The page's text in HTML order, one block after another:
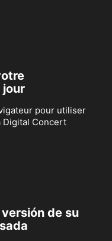
jour
pour utiliser
Digital Concert
de su